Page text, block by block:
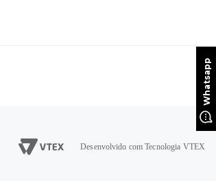
Desenvolvido com Tecnologia VTEX